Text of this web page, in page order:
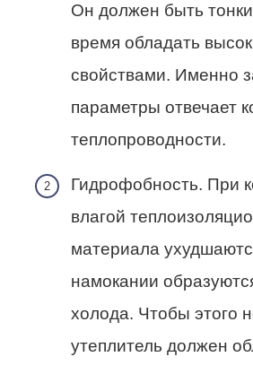
Он должен быть
время обладать
свойствами. Именно
параметры отвечает
теплопроводности.
Гидрофобность. При
влагой
материала
намокании
холода. Чтобы этого
утеплитель должен